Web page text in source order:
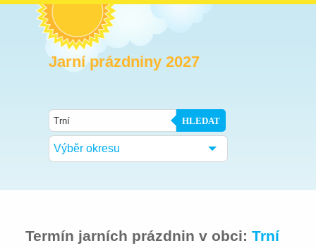
Jarní prázdniny 2027
HLEDAT
Výběr okresu
Termín jarních prázdnin v obci:Trní